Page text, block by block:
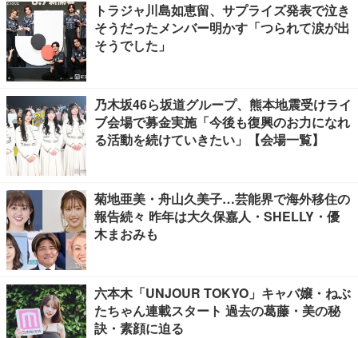
トラジャ川島如恵留、サプライズ発表で泣き
そうだったメンバー明かす「つられて涙が出
そうでした」
乃木坂46ら坂道グループ、熊本地震受けライ
ブ会場で募金実施「今後も復興のお力になれ
る活動を続けていきたい」【会場一覧】
菊地亜美・舟山久美子…芸能界で海外移住の
報告続々 昨年は大久保嘉人・SHELLY・優
木まおみも
六本木「UNJOUR TOKYO」キャバ嬢・ねぶ
たちゃん連載スタート 過去の葛藤・美の秘
訣・素顔に迫る